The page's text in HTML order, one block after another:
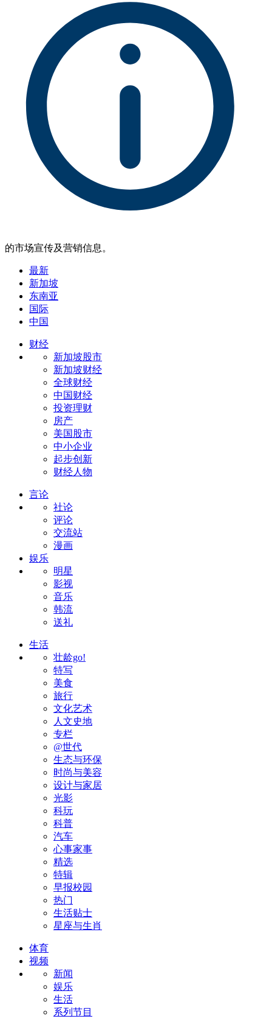
的市场宣传及营销信息。
最新
新加坡
东南亚
国际
中国
财经
新加坡股市
新加坡财经
全球财经
中国财经
投资理财
房产
美国股市
中小企业
起步创新
财经人物
言论
社论
评论
交流站
漫画
娱乐
明星
影视
音乐
韩流
送礼
生活
壮龄go!
特写
美食
旅行
文化艺术
人文史地
专栏
@世代
生态与环保
时尚与美容
设计与家居
光影
科玩
科普
汽车
心事家事
精选
特辑
早报校园
热门
生活贴士
星座与生肖
体育
视频
新闻
娱乐
生活
系列节目